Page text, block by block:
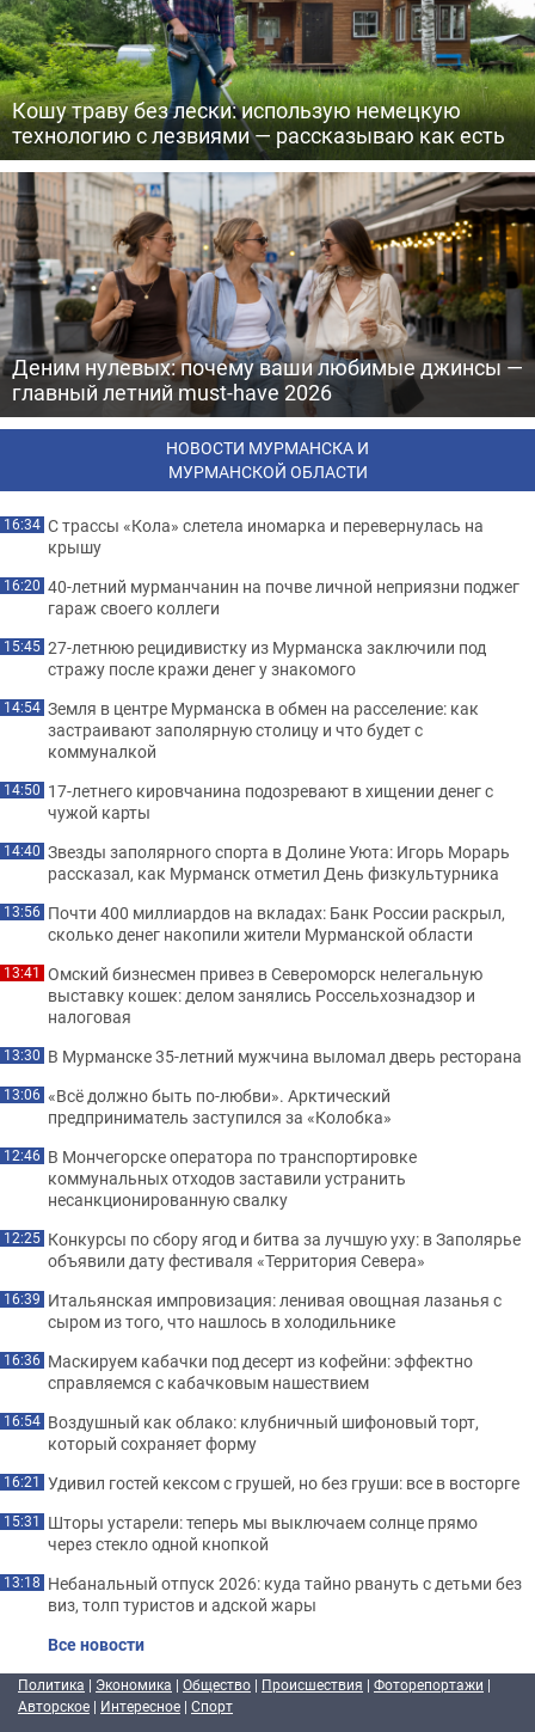
Кошу траву без лески: использую немецкую
технологию с лезвиями — рассказываю как есть
Деним нулевых: почему ваши любимые джинсы —
главный летний must-have 2026
НОВОСТИ МУРМАНСКА И
МУРМАНСКОЙ ОБЛАСТИ
16:34 С трассы «Кола» слетела иномарка и перевернулась на
крышу
16:20 40-летний мурманчанин на почве личной неприязни поджег
гараж своего коллеги
15:45 27-летнюю рецидивистку из Мурманска заключили под
стражу после кражи денег у знакомого
14:54 Земля в центре Мурманска в обмен на расселение: как
застраивают заполярную столицу и что будет с
коммуналкой
14:50 17-летнего кировчанина подозревают в хищении денег с
чужой карты
14:40 Звезды заполярного спорта в Долине Уюта: Игорь Морарь
рассказал, как Мурманск отметил День физкультурника
13:56 Почти 400 миллиардов на вкладах: Банк России раскрыл,
сколько денег накопили жители Мурманской области
13:41 Омский бизнесмен привез в Североморск нелегальную
выставку кошек: делом занялись Россельхознадзор и
налоговая
13:30 В Мурманске 35-летний мужчина выломал дверь ресторана
13:06 «Всё должно быть по-любви». Арктический
предприниматель заступился за «Колобка»
12:46 В Мончегорске оператора по транспортировке
коммунальных отходов заставили устранить
несанкционированную свалку
12:25 Конкурсы по сбору ягод и битва за лучшую уху: в Заполярье
объявили дату фестиваля «Территория Севера»
16:39 Итальянская импровизация: ленивая овощная лазанья с
сыром из того, что нашлось в холодильнике
16:36 Маскируем кабачки под десерт из кофейни: эффектно
справляемся с кабачковым нашествием
16:54 Воздушный как облако: клубничный шифоновый торт,
который сохраняет форму
16:21 Удивил гостей кексом с грушей, но без груши: все в восторге
15:31 Шторы устарели: теперь мы выключаем солнце прямо
через стекло одной кнопкой
13:18 Небанальный отпуск 2026: куда тайно рвануть с детьми без
виз, толп туристов и адской жары
Все новости
Политика | Экономика | Общество | Происшествия | Фоторепортажи |
Авторское | Интересное | Спорт